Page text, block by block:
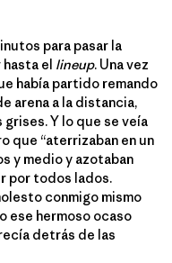
para pasar la
el lineup. Una vez
había partido remando
arena a la distancia,
Y lo que se veía
que “aterrizaban en un
y medio y azotaban
por todos lados.
conmigo mismo
ese hermoso ocaso
detrás de las